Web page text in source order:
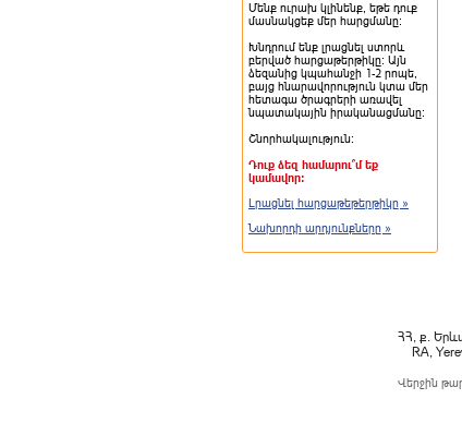
Մենք ուրախ կլինենք, եթե դուք
մասնակցեք մեր հարցմանը:
Խնդրում ենք լրացնել ստորև
բերված հարցաթերթիկը: Այն
ձեզանից կպահանջի 1-2 րոպե,
բայց հնարավորություն կտա մեր
հետագա ծրագրերի առավել
նպատակային իրականացմանը:
Շնորհակալություն:
Դուք ձեզ համարու՞մ եք
կամավոր:
Լրացնել հարցաթեթերթիկը »
Նախորդի արդյունքները »
ՀՀ, ք.
RA,
Վերջին